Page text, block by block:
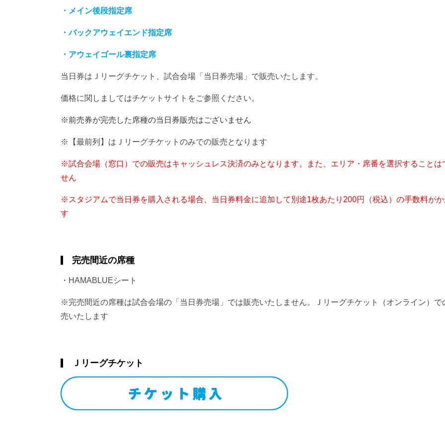
・メイン後段指定席
・バックアウェイエンド指定席
・アウェイゴール裏指定席
当日券はＪリーグチケット、試合会場「当日券売場」で販売いたします。
価格に関しましてはチケットサイトをご参照ください。
※前売券が完売した席種の当日券販売はございません
※【最前列】はＪリーグチケットのみでの販売となります
※試合会場（窓口）での販売はキャッシュレス決済のみとなります。また、エリア・席番を選択することは
せん
※スタジアムで当日券を購入される場合、当日券料金に追加して別途1枚あたり200円（税込）の手数料が
す
完売間近の席種
・HAMABLUEシート
※完売間近の席種は試合会場の「当日券売場」では販売いたしません。Ｊリーグチケット（オンライン）で
売いたします
Ｊリーグチケット